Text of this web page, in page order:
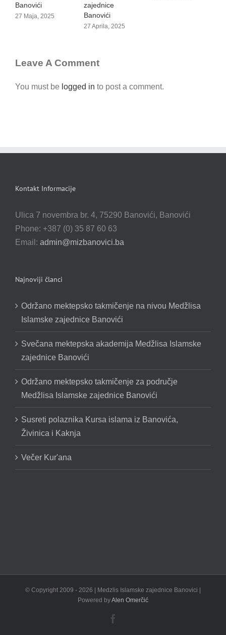
Banovići
27 Maja, 2025
zajednice
Banovići
27 Aprila, 2025
Leave A Comment
You must be logged in to post a comment.
Kontakt Informacije
Ulica 7 novembra br. 4, 75290 Banovići, Banovići
Phone: +387 (0) 35 87 60 63
Email: admin@mizbanovici.ba
Najnoviji članci
Održano mektepsko takmičenje na nivou Medžlisa
Islamske zajednice Banovići
Svečana mektepska akademija Medžlisa Islamske
zajednice Banovići
Održano mektepsko takmičenje za područje
Medžlisa Islamske zajednice Banovići
Susreti polaznika Kursa islama iz Banovića,
Živinica i Kaknja
Večer Kur'ana
© Copyright 2009 - 2026 | Medzlis Islamske zajednice Banovici |
Powered byAlen Omerčić